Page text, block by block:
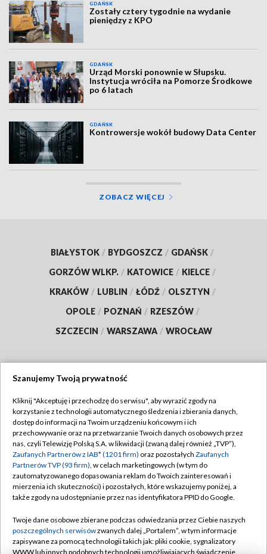
GDAŃSK
Zostały cztery tygodnie na wydanie
pieniędzy z KPO
GDAŃSK
Urząd Morski ponownie w Słupsku.
Instytucja wróciła na Pomorze Środkowe
po 6 latach
GDAŃSK
Kontrowersje wokół budowy Data Center
ZOBACZ WIĘCEJ
BIAŁYSTOK / BYDGOSZCZ / GDAŃSK /
GORZÓW WLKP. / KATOWICE / KIELCE /
KRAKÓW / LUBLIN / ŁÓDŹ / OLSZTYN /
OPOLE / POZNAŃ / RZESZÓW /
SZCZECIN / WARSZAWA / WROCŁAW
TVP
Abonament TVP
Emisja w TVP
Centrum informacji TVP
Naziemna Telewizja Cyfrowa
Rada Programowa
System NOS
Regulamin TVP
Polityka prywatności
Moje zgody
Pomoc
Kontakt
Szanujemy Twoją prywatność
Kliknij "Akceptuję i przechodzę do serwisu", aby wyrazić zgody na
korzystanie z technologii automatycznego śledzenia i zbierania danych,
dostęp do informacji na Twoim urządzeniu końcowym i ich
przechowywanie oraz na przetwarzanie Twoich danych osobowych przez
nas, czyli Telewizję Polską S.A. w likwidacji (zwaną dalej również „TVP”),
Zaufanych Partnerów z IAB* (1201 firm) oraz pozostałych Zaufanych
Partnerów TVP (93 firm), w celach marketingowych (w tym do
zautomatyzowanego dopasowania reklam do Twoich zainteresowań i
mierzenia ich skuteczności) i pozostałych, które wskazujemy poniżej, a
także zgody na udostępnianie przez nas identyfikatora PPID do Google.
Twoje dane osobowe zbierane podczas odwiedzania przez Ciebie naszych
poszczególnych serwisówzwanych dalej „Portalem”, w tym informacje
zapisywane za pomocą technologii takich jak: pliki cookie, sygnalizatory
WWW lub innych podobnych technologii umożliwiających świadczenie